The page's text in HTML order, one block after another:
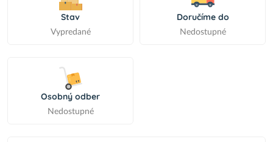
Stav
Vypredané
Doručíme do
Nedostupné
Osobný odber
Nedostupné